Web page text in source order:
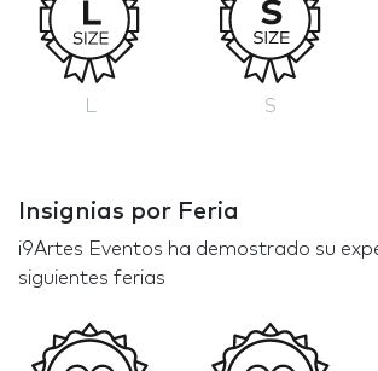
L S
Insignias por Feria
i9Artes Eventos ha demostrado su
siguientes ferias